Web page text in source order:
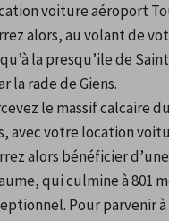
voiture aéroport
alors, au volant de
la presqu’ile de
la rade de Giens.
le massif calcaire
avec votre location
alors bénéficier
qui culmine à 801
Pour parvenir